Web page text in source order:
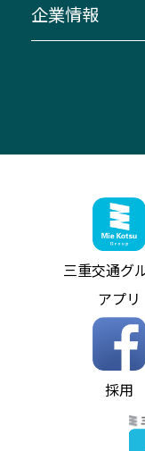
伊勢二見鳥羽
「みえブルー
神都ライナー
ミジュマルの
参宮バス
神都バス
パールシャトル
バス情報の見
コミュニティバ
バス・タクシ
異常事態発生
桑名・長島温
（休止中）
お客様駐車場
アイコンの説明
インターネッ
よくあるご質
お問い合わせ
美し国周遊ばす
自家用自動車
ザ・バスコレ
三重交通公式
企業情報
ファンコーナー
お問い合わせ
お知らせ・最
ニュースリリー
お問い合わせ
個人情報保護方
ソーシャル
ホームページ
Notes for
三重交通グ
アプリ
採用